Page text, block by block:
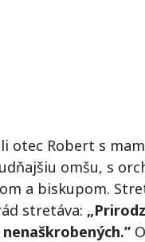
otec Robert s
omšu, s
a biskupom.
stretáva: